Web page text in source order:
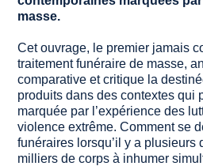
masse.
Cet ouvrage, le premier jamais
traitement funéraire de masse,
comparative et critique la
produits dans des contextes qui
marquée par l’expérience des
violence extrême. Comment se
funéraires lorsqu’il y a plusieurs
milliers de corps à inhumer